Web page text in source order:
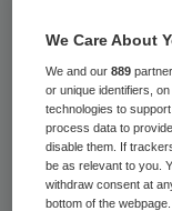
Het CPB
In onder
Verenigde
verzekering
We Care About
We and our889
or unique identifiers,
technologies to
process data to
disable them. If
be as relevant to you.
withdraw consent at
bottom of the